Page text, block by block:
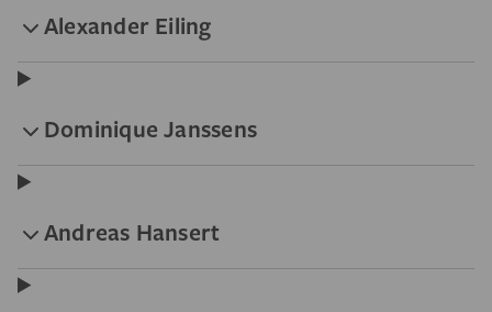
Alexander Eiling
Dominique Janssens
Andreas Hansert